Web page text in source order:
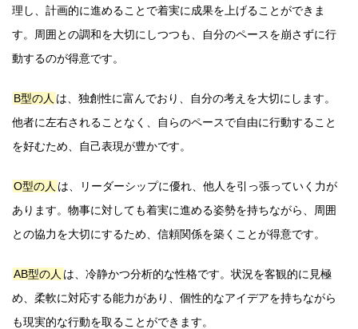
理し、計画的に進めることで着実に成果を上げることができま
す。周囲との調和を大切にしつつも、自分のペースを崩さずに行
動するのが得意です。
B型の人 は、独創性に富んでおり、自分の考えを大切にします。
他者に左右されることなく、自らのペースで自由に行動すること
を好むため、自己表現が豊かです。
O型の人 は、リーダーシップに優れ、他人を引っ張っていく力が
あります。物事に対しても着実に進める姿勢を持ちながら、周囲
との協力を大切にするため、信頼関係を築くことが得意です。
AB型の人 は、冷静かつ分析的な性格です。状況を客観的に見極
め、柔軟に対応する能力があり、個性的なアイデアを持ちながら
も現実的な行動を取ることができます。